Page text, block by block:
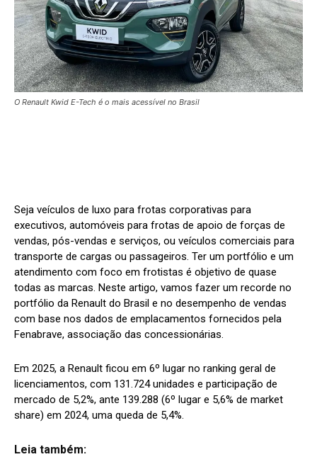
O Renault Kwid E-Tech é o mais acessível no Brasil
Seja veículos de luxo para frotas corporativas para
executivos, automóveis para frotas de apoio de forças de
vendas, pós-vendas e serviços, ou veículos comerciais para
transporte de cargas ou passageiros. Ter um portfólio e um
atendimento com foco em frotistas é objetivo de quase
todas as marcas. Neste artigo, vamos fazer um recorde no
portfólio da Renault do Brasil e no desempenho de vendas
com base nos dados de emplacamentos fornecidos pela
Fenabrave, associação das concessionárias.
Em 2025, a Renault ficou em 6º lugar no ranking geral de
licenciamentos, com 131.724 unidades e participação de
mercado de 5,2%, ante 139.288 (6º lugar e 5,6% de market
share) em 2024, uma queda de 5,4%.
Leia também: